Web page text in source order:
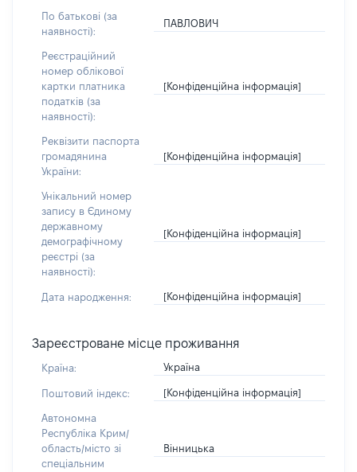
По батькові (за
наявності):
ПАВЛОВИЧ
Реєстраційний
номер облікової
картки платника
податків (за
наявності):
[Конфіденційна інформація]
Реквізити паспорта
громадянина
України:
[Конфіденційна інформація]
Унікальний номер
запису в Єдиному
державному
демографічному
реєстрі (за
наявності):
[Конфіденційна інформація]
Дата народження: [Конфіденційна інформація]
Зареєстроване місце проживання
Країна: Україна
Поштовий індекс: [Конфіденційна інформація]
Автономна
Республіка Крим/
область/місто зі
спеціальним
Вінницька